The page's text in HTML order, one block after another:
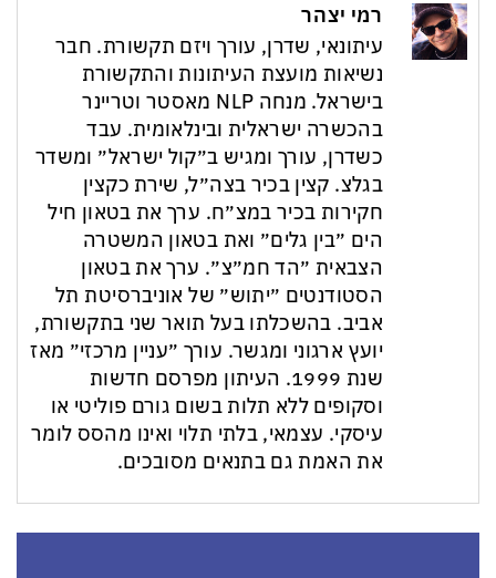
רמי יצהר
עיתונאי, שדרן, עורך ויזם תקשורת. חבר
נשיאות מועצת העיתונות והתקשורת
בישראל. מנחה NLP מאסטר וטריינר
בהכשרה ישראלית ובינלאומית. עבד
כשדרן, עורך ומגיש ב״קול ישראל״ ומשדר
בגלצ. קצין בכיר בצה״ל, שירת כקצין
חקירות בכיר במצ״ח. ערך את בטאון חיל
הים ״בין גלים״ ואת בטאון המשטרה
הצבאית ״הד חמ״צ״. ערך את בטאון
הסטודנטים ״יתוש״ של אוניברסיטת תל
אביב. בהשכלתו בעל תואר שני בתקשורת,
יועץ ארגוני ומגשר. עורך ״עניין מרכזי״ מאז
שנת 1999. העיתון מפרסם חדשות
וסקופים ללא תלות בשום גורם פוליטי או
עיסקי. עצמאי, בלתי תלוי ואינו מהסס לומר
את האמת גם בתנאים מסובכים.